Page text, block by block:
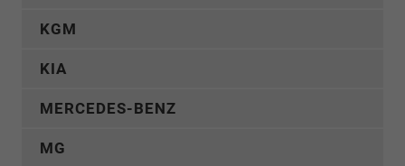
KGM
KIA
MERCEDES-BENZ
MG